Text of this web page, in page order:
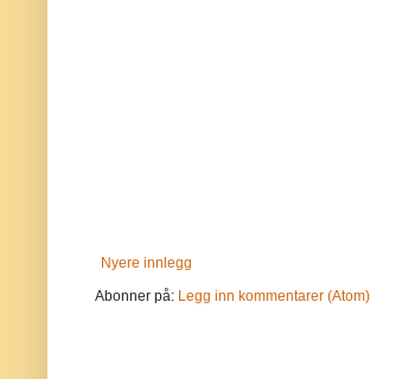
Nyere innlegg
Abonner på: Legg inn kommentarer (Atom)